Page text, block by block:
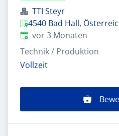
TTI Steyr
4540 Bad Hall,
Veröffentlicht:
vor 3 Monaten
Technik / Produktion
Vollzeit